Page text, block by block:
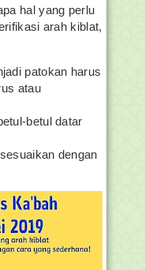
hal yang perlu
arah kiblat,
patokan harus
atau
betul datar
dengan